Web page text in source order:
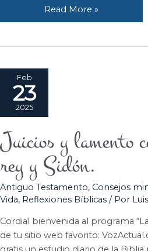
Read More »
Feb
23
2025
Juicios y lamento
rey y Sidón.
Antiguo Testamento, Consejos
Vida, Reflexiones Bíblicas / Por
Cordial bienvenida al programa
de tu sitio web favorito:
y
lamento
contra:
Tiro,
rey
y
Sidón.